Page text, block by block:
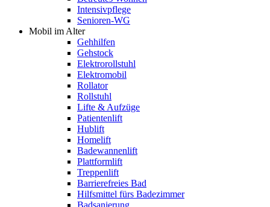
Intensivpflege
Senioren-WG
Mobil im Alter
Gehhilfen
Gehstock
Elektrorollstuhl
Elektromobil
Rollator
Rollstuhl
Lifte & Aufzüge
Patientenlift
Hublift
Homelift
Badewannenlift
Plattformlift
Treppenlift
Barrierefreies Bad
Hilfsmittel fürs Badezimmer
Badsanierung